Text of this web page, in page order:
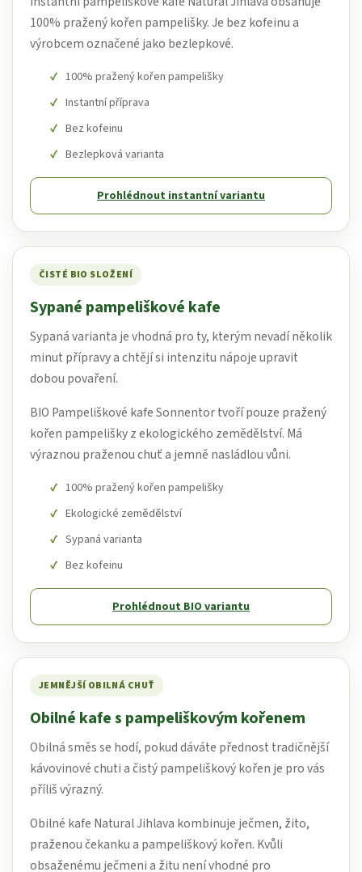
100% pražený kořen pampelišky. Je bez kofeinu a
výrobcem označené jako bezlepkové.
100% pražený kořen pampelišky
Instantní příprava
Bez kofeinu
Bezlepková varianta
Prohlédnout instantní variantu
ČISTÉ BIO SLOŽENÍ
Sypané pampeliškové kafe
Sypaná varianta je vhodná pro ty, kterým nevadí několik
minut přípravy a chtějí si intenzitu nápoje upravit
dobou povaření.
BIO Pampeliškové kafe Sonnentor tvoří pouze pražený
kořen pampelišky z ekologického zemědělství. Má
výraznou praženou chuť a jemně nasládlou vůni.
100% pražený kořen pampelišky
Ekologické zemědělství
Sypaná varianta
Bez kofeinu
Prohlédnout BIO variantu
JEMNĚJŠÍ OBILNÁ CHUŤ
Obilné kafe s pampeliškovým kořenem
Obilná směs se hodí, pokud dáváte přednost tradičnější
kávovinové chuti a čistý pampeliškový kořen je pro vás
příliš výrazný.
Obilné kafe Natural Jihlava kombinuje ječmen, žito,
praženou čekanku a pampeliškový kořen. Kvůli
obsaženému ječmeni a žitu není vhodné pro